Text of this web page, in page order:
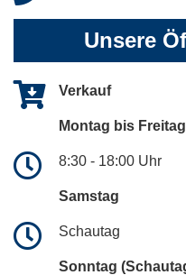
Unsere
Verkauf
Montag bis Freitag
8:30 - 18:00 Uhr
Samstag
Schautag
Sonntag